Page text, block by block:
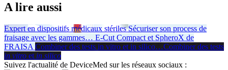
A lire aussi
Expert en dispositifs médicaux stériles Sécuriser son process de
fraisage avec les gammes… E-Cut Compact et SpheroX de
FRAISA Combiner des tests in vitro et in silico…Combiner des tests
in vitro et in silico
Suivez l'actualité de DeviceMed sur les réseaux sociaux :